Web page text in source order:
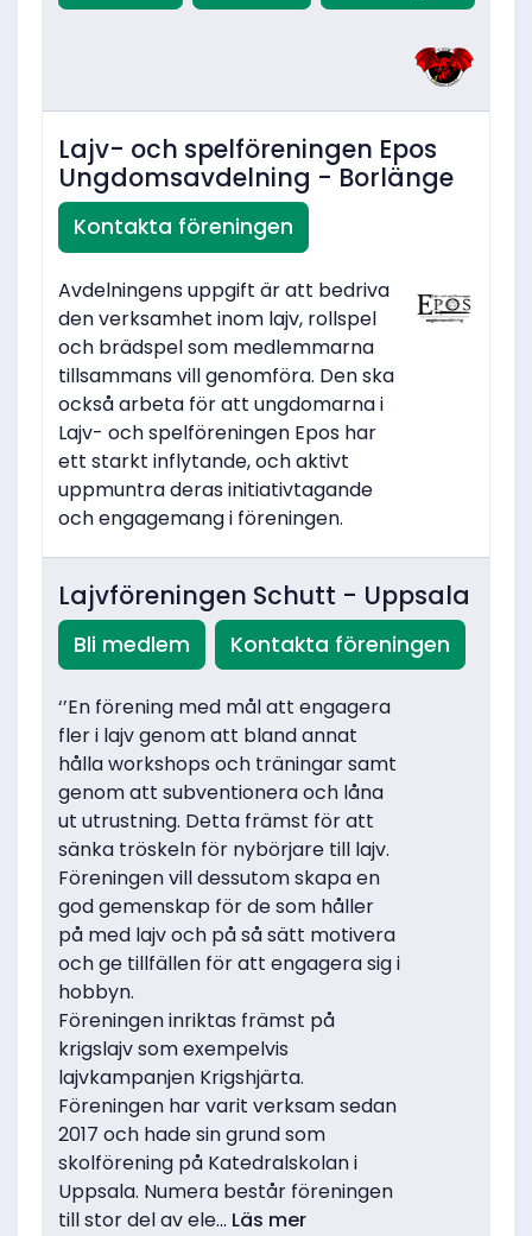
Lajv- och spelföreningen Epos
Ungdomsavdelning - Borlänge
Kontakta föreningen
Avdelningens uppgift är att bedriva
den verksamhet inom lajv, rollspel
och brädspel som medlemmarna
tillsammans vill genomföra. Den ska
också arbeta för att ungdomarna i
Lajv- och spelföreningen Epos har
ett starkt inflytande, och aktivt
uppmuntra deras initiativtagande
och engagemang i föreningen.
Lajvföreningen Schutt - Uppsala
Bli medlem Kontakta föreningen
‘’En förening med mål att engagera
fler i lajv genom att bland annat
hålla workshops och träningar samt
genom att subventionera och låna
ut utrustning. Detta främst för att
sänka tröskeln för nybörjare till lajv.
Föreningen vill dessutom skapa en
god gemenskap för de som håller
på med lajv och på så sätt motivera
och ge tillfällen för att engagera sig i
hobbyn.
Föreningen inriktas främst på
krigslajv som exempelvis
lajvkampanjen Krigshjärta.
Föreningen har varit verksam sedan
2017 och hade sin grund som
skolförening på Katedralskolan i
Uppsala. Numera består föreningen
till stor del av ele... Läs mer